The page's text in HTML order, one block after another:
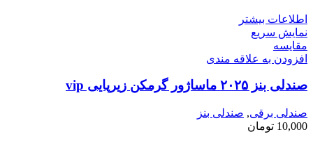
اطلاعات بیشتر
نمایش سریع
مقايسه
افزودن به علاقه مندی
صندلی بنز ۲۰۲۵ ماساژور گرمکن زیرپایی vip
صندلی برقی, صندلی بنز
10,000 تومان